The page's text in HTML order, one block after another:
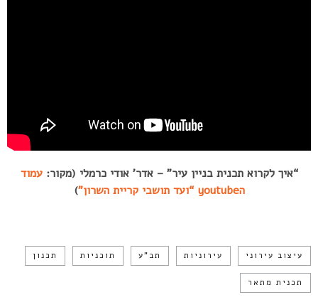
“איך לקרוא תכנית בניין עיר” – אדר’ אודי כרמלי (מקור:עמוד
הyoutube “ועד תושבי קריית השרון”
)
עיצוב עירוני עירוניות תב"ע תוכניות תכנון
תכנית מתאר